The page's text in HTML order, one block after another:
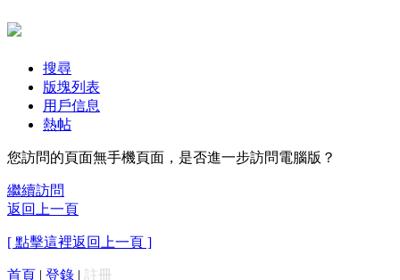
搜尋
版塊列表
用戶信息
熱帖
您訪問的頁面無手機頁面，是否進一步訪問電腦版？
繼續訪問
返回上一頁
[ 點擊這裡返回上一頁 ]
首頁 | 登錄 | 註冊